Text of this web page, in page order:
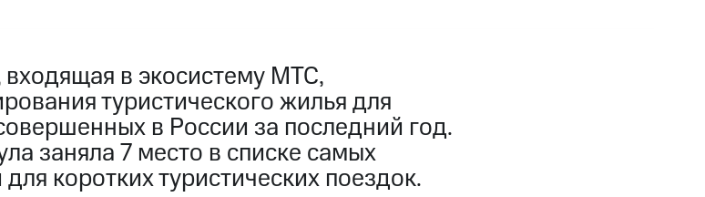
в экосистему МТС,
туристического жилья для
в России за последний год.
заняла 7 место в списке самых
коротких туристических поездок.